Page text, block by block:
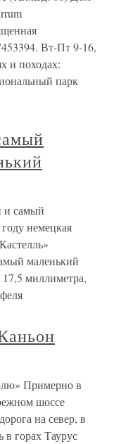
Вт-Пт 9-16,
и походах:
парк
и самый
немецкая
маленький
миллиметра,
Примерно в
шоссе
на север, в
горах Таурус